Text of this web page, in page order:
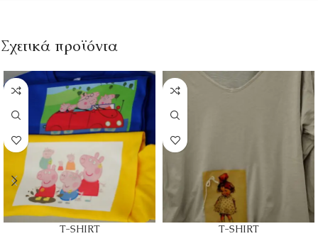
Σχετικά προϊόντα
T-SHIRT T-SHIRT